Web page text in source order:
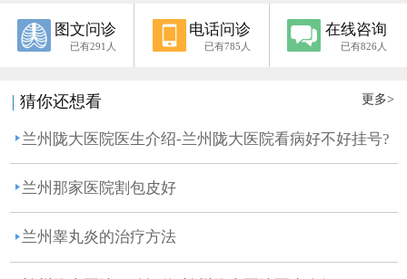
图文问诊
已有291人
电话问诊
已有785人
在线咨询
已有826人
猜你还想看 更多>
兰州陇大医院医生介绍-兰州陇大医院看病好不好挂号?
兰州那家医院割包皮好
兰州睾丸炎的治疗方法